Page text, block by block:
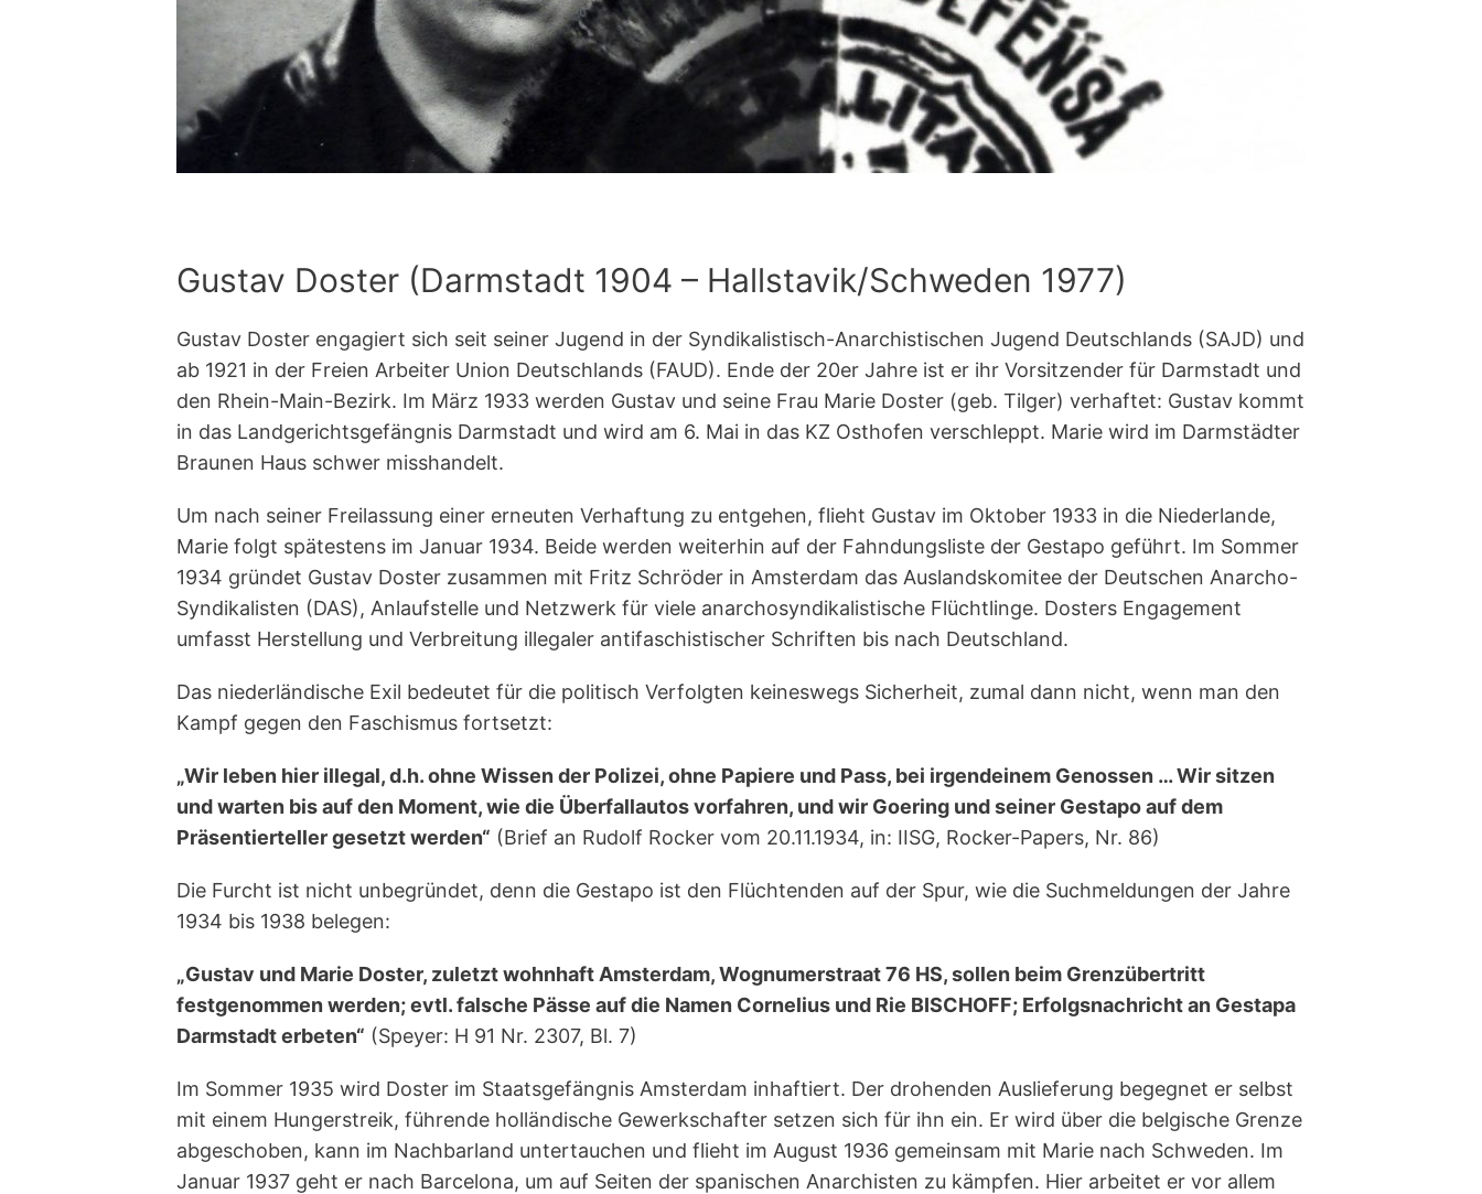
Gustav Doster (Darmstadt 1904 – Hallstavik/Schweden 1977)
Gustav Doster engagiert sich seit seiner Jugend in der Syndikalistisch-Anarchistischen Jugend Deutschlands (SAJD) und
ab 1921 in der Freien Arbeiter Union Deutschlands (FAUD). Ende der 20er Jahre ist er ihr Vorsitzender für Darmstadt und
den Rhein-Main-Bezirk. Im März 1933 werden Gustav und seine Frau Marie Doster (geb. Tilger) verhaftet: Gustav kommt
in das Landgerichtsgefängnis Darmstadt und wird am 6. Mai in das KZ Osthofen verschleppt. Marie wird im Darmstädter
Braunen Haus schwer misshandelt.
Um nach seiner Freilassung einer erneuten Verhaftung zu entgehen, flieht Gustav im Oktober 1933 in die Niederlande,
Marie folgt spätestens im Januar 1934. Beide werden weiterhin auf der Fahndungsliste der Gestapo geführt. Im Sommer
1934 gründet Gustav Doster zusammen mit Fritz Schröder in Amsterdam das Auslandskomitee der Deutschen Anarcho-
Syndikalisten (DAS), Anlaufstelle und Netzwerk für viele anarchosyndikalistische Flüchtlinge. Dosters Engagement
umfasst Herstellung und Verbreitung illegaler antifaschistischer Schriften bis nach Deutschland.
Das niederländische Exil bedeutet für die politisch Verfolgten keineswegs Sicherheit, zumal dann nicht, wenn man den
Kampf gegen den Faschismus fortsetzt:
„Wir leben hier illegal, d.h. ohne Wissen der Polizei, ohne Papiere und Pass, bei irgendeinem Genossen … Wir sitzen
und warten bis auf den Moment, wie die Überfallautos vorfahren, und wir Goering und seiner Gestapo auf dem
Präsentierteller gesetzt werden“ (Brief an Rudolf Rocker vom 20.11.1934, in: IISG, Rocker-Papers, Nr. 86)
Die Furcht ist nicht unbegründet, denn die Gestapo ist den Flüchtenden auf der Spur, wie die Suchmeldungen der Jahre
1934 bis 1938 belegen:
„Gustav und Marie Doster, zuletzt wohnhaft Amsterdam, Wognumerstraat 76 HS, sollen beim Grenzübertritt
festgenommen werden; evtl. falsche Pässe auf die Namen Cornelius und Rie BISCHOFF; Erfolgsnachricht an Gestapa
Darmstadt erbeten“ (Speyer: H 91 Nr. 2307, Bl. 7)
Im Sommer 1935 wird Doster im Staatsgefängnis Amsterdam inhaftiert. Der drohenden Auslieferung begegnet er selbst
mit einem Hungerstreik, führende holländische Gewerkschafter setzen sich für ihn ein. Er wird über die belgische Grenze
abgeschoben, kann im Nachbarland untertauchen und flieht im August 1936 gemeinsam mit Marie nach Schweden. Im
Januar 1937 geht er nach Barcelona, um auf Seiten der spanischen Anarchisten zu kämpfen. Hier arbeitet er vor allem